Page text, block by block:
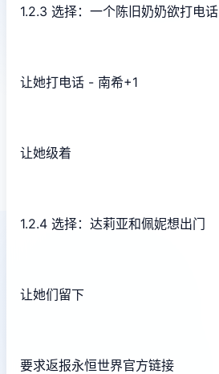
1.2.3 选择：一个陈旧奶奶欲打电话
让她打电话 - 南希+1
让她级着
1.2.4 选择：达莉亚和佩妮想出门
让她们留下
要求返报永恒世界官方链接